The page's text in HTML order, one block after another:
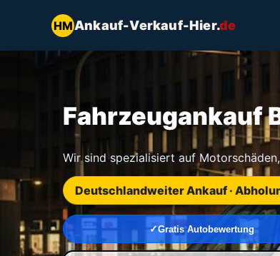
HMAnkauf-Verkauf-Hier.de
Fahrzeugankauf
Wir sind spezialisiert auf
Deutschlandweiter Ankauf ·
Gratis Autobewertung